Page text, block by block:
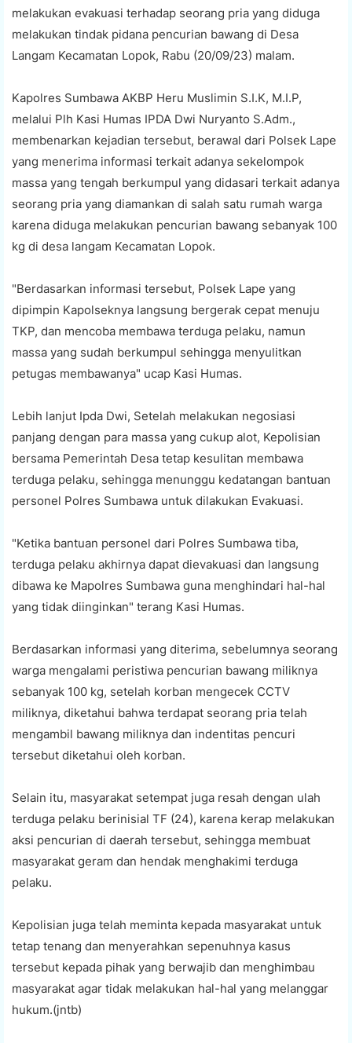
melakukan evakuasi terhadap seorang pria yang diduga
melakukan tindak pidana pencurian bawang di Desa
Langam Kecamatan Lopok, Rabu (20/09/23) malam.
Kapolres Sumbawa AKBP Heru Muslimin S.I.K, M.I.P,
melalui Plh Kasi Humas IPDA Dwi Nuryanto S.Adm.,
membenarkan kejadian tersebut, berawal dari Polsek Lape
yang menerima informasi terkait adanya sekelompok
massa yang tengah berkumpul yang didasari terkait adanya
seorang pria yang diamankan di salah satu rumah warga
karena diduga melakukan pencurian bawang sebanyak 100
kg di desa langam Kecamatan Lopok.
"Berdasarkan informasi tersebut, Polsek Lape yang
dipimpin Kapolseknya langsung bergerak cepat menuju
TKP, dan mencoba membawa terduga pelaku, namun
massa yang sudah berkumpul sehingga menyulitkan
petugas membawanya" ucap Kasi Humas.
Lebih lanjut Ipda Dwi, Setelah melakukan negosiasi
panjang dengan para massa yang cukup alot, Kepolisian
bersama Pemerintah Desa tetap kesulitan membawa
terduga pelaku, sehingga menunggu kedatangan bantuan
personel Polres Sumbawa untuk dilakukan Evakuasi.
"Ketika bantuan personel dari Polres Sumbawa tiba,
terduga pelaku akhirnya dapat dievakuasi dan langsung
dibawa ke Mapolres Sumbawa guna menghindari hal-hal
yang tidak diinginkan" terang Kasi Humas.
Berdasarkan informasi yang diterima, sebelumnya seorang
warga mengalami peristiwa pencurian bawang miliknya
sebanyak 100 kg, setelah korban mengecek CCTV
miliknya, diketahui bahwa terdapat seorang pria telah
mengambil bawang miliknya dan indentitas pencuri
tersebut diketahui oleh korban.
Selain itu, masyarakat setempat juga resah dengan ulah
terduga pelaku berinisial TF (24), karena kerap melakukan
aksi pencurian di daerah tersebut, sehingga membuat
masyarakat geram dan hendak menghakimi terduga
pelaku.
Kepolisian juga telah meminta kepada masyarakat untuk
tetap tenang dan menyerahkan sepenuhnya kasus
tersebut kepada pihak yang berwajib dan menghimbau
masyarakat agar tidak melakukan hal-hal yang melanggar
hukum.(jntb)